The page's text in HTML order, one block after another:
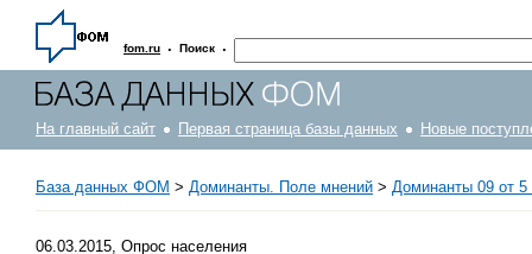
fom.ru · Поиск ·
На главный сайт Первая страница базы данных Новые
База данных ФОМ > Доминанты. Поле мнений > Доминанты 09 от 5
06.03.2015, Опрос населения